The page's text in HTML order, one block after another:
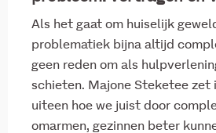
Als het gaat om huiselijk
problematiek bijna altijd
geen reden om als
schieten. Majone Steketee zet
uiteen hoe we juist door
omarmen, gezinnen beter